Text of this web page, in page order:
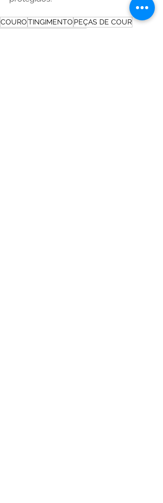
COUROTINGIMENTO PEÇAS DE COUR